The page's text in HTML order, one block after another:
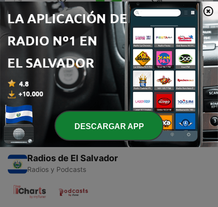
00:00 00:00
Episodios
1 - La radio
02 mar. 2021
Radios de El Salvador
Radios y Podcasts
DESCARGAR APP